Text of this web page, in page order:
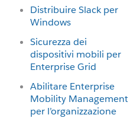
Distribuire Slack per
Windows
Sicurezza dei
dispositivi mobili per
Enterprise Grid
Abilitare Enterprise
Mobility Management
per l’organizzazione